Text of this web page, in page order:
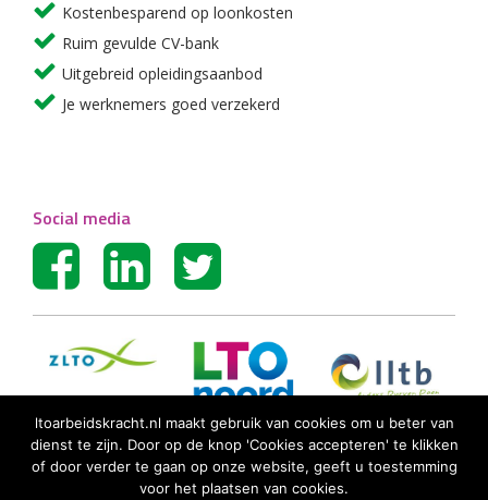
Kostenbesparend op loonkosten
Ruim gevulde CV-bank
Uitgebreid opleidingsaanbod
Je werknemers goed verzekerd
Social media
ltoarbeidskracht.nl maakt gebruik van cookies om u beter van
dienst te zijn. Door op de knop 'Cookies accepteren' te klikken
of door verder te gaan op onze website, geeft u toestemming
voor het plaatsen van cookies.